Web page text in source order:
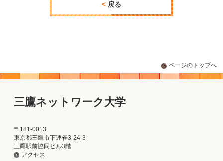
戻る
ページのトップへ
三鷹ネットワーク大学
〒181-0013
東京都三鷹市下連雀3-24-3
三鷹駅前協同ビル3階
アクセス